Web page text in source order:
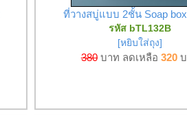
ที่วางสบู่แบบ 2ชั้น Soap
รหัส bTL132B
[หยิบใส่ถุง]
380บาท ลดเหลือ 320บ